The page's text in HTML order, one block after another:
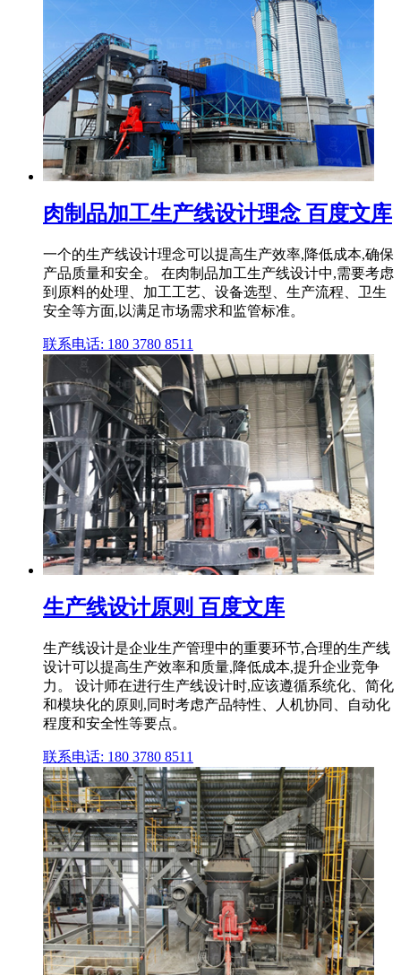
肉制品加工生产线设计理念 百度文库
一个的生产线设计理念可以提高生产效率,降低成本,确保
产品质量和安全。 在肉制品加工生产线设计中,需要考虑
到原料的处理、加工工艺、设备选型、生产流程、卫生
安全等方面,以满足市场需求和监管标准。
联系电话: 180 3780 8511
生产线设计原则 百度文库
生产线设计是企业生产管理中的重要环节,合理的生产线
设计可以提高生产效率和质量,降低成本,提升企业竞争
力。 设计师在进行生产线设计时,应该遵循系统化、简化
和模块化的原则,同时考虑产品特性、人机协同、自动化
程度和安全性等要点。
联系电话: 180 3780 8511